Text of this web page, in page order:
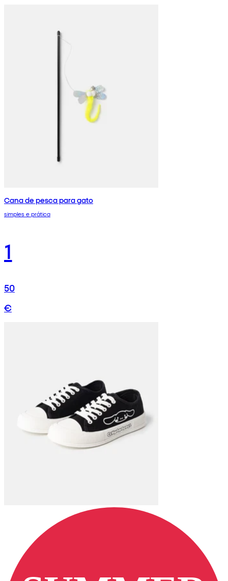
Cana de pesca para gato
simples e prática
1
50
€